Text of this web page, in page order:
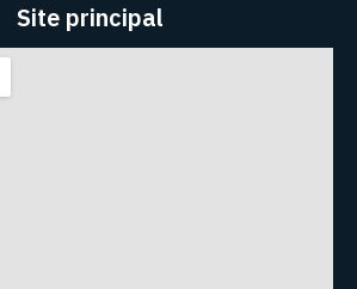
Site principal